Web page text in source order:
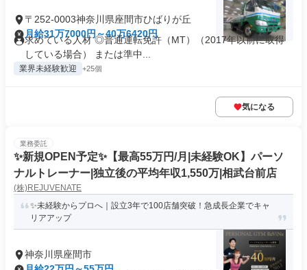
〒252-0003神奈川県座間市ひばりが丘
月給31万7000円～40万6420円
求めている人材 ◎普通運転免許（MT）（2017年以前に取得
している場合） または準中...
業界未経験歓迎 +25個
気になる
業務委託
✨️新規OPEN予定✨️【最高55万円/月|未経験OK】パーソ
ナルトレーナー|独立後の平均年収1,550万|相武台前店
(株)REJUVENATE
✨未経験からプロへ｜設立3年で100店舗突破！急成長企業でキャ
リアアップ
神奈川県座間市